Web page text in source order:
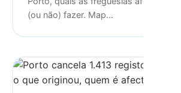
(ou não) fazer. Map…